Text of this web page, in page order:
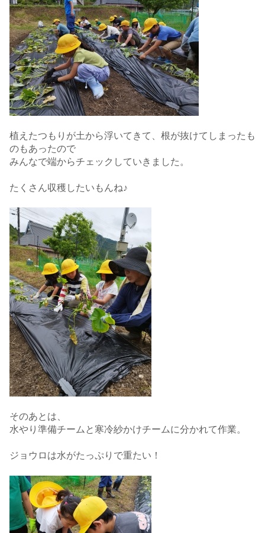
植えたつもりが土から浮いてきて、根が抜けてしまったも
のもあったので
みんなで端からチェックしていきました。
たくさん収穫したいもんね♪
そのあとは、
水やり準備チームと寒冷紗かけチームに分かれて作業。
ジョウロは水がたっぷりで重たい！